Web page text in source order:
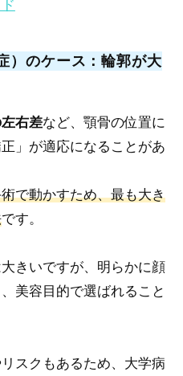
）のケース：輪郭が大
右差など、顎骨の位置に
」が適応になることがあ
で動かすため、最も大き
です。
きいですが、明らかに顔
美容目的で選ばれること
スクもあるため、大学病